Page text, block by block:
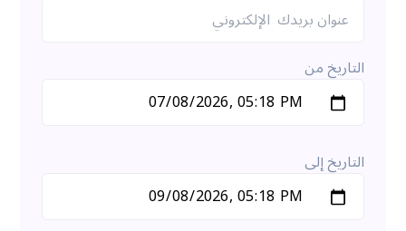
التاريخ من
التاريخ إلى